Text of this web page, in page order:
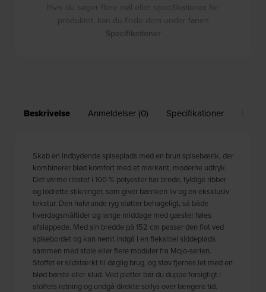
Beskrivelse Anmeldelser (0) Specifikationer
Skab en indbydende spiseplads med en brun spisebænk, der
kombinerer blød komfort med et markant, moderne udtryk.
Det varme ribstof i 100 % polyester har brede, fyldige ribber
og lodrette stikninger, som giver bænken liv og en eksklusiv
tekstur. Den halvrunde ryg støtter behageligt, så både
hverdagsmåltider og lange middage med gæster føles
afslappede. Med sin bredde på 152 cm passer den flot ved
spisebordet og kan nemt indgå i en fleksibel siddeplads
sammen med stole eller flere moduler fra Mojo-serien.
Stoffet er slidstærkt til daglig brug, og støv fjernes let med en
blød børste eller klud. Ved pletter bør du duppe forsigtigt i
stoffets retning og undgå direkte sollys over længere tid.
Hvis du søger flere mål eller specifikationer for
produktet, kan du finde dem under fanen
Specifikationer